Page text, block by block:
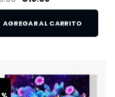
AGREGAR AL CARRITO